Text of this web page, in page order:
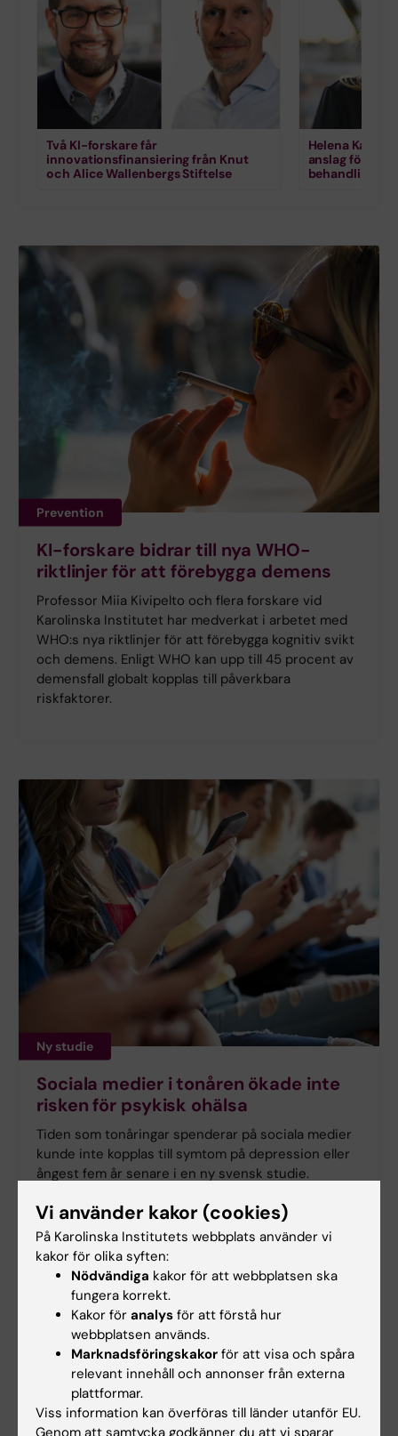
Två KI-forskare får
innovationsfinansiering från Knut
och Alice Wallenbergs Stiftelse
Helena
anslag för
behandling
Prevention
KI-forskare bidrar till nya WHO-
riktlinjer för att förebygga demens
Professor Miia Kivipelto och flera forskare vid
Karolinska Institutet har medverkat i arbetet med
WHO:s nya riktlinjer för att förebygga kognitiv svikt
och demens. Enligt WHO kan upp till 45 procent av
demensfall globalt kopplas till påverkbara
riskfaktorer.
Ny studie
Sociala medier i tonåren ökade inte
risken för psykisk ohälsa
Tiden som tonåringar spenderar på sociala medier
kunde inte kopplas till symtom på depression eller
ångest fem år senare i en ny svensk studie.
publicerats iJournal of Adolescent Health
Vi använder kakor (cookies)
På Karolinska Institutets webbplats använder vi
kakor för olika syften:
Nödvändiga kakor för att webbplatsen ska
fungera korrekt.
Kakor för analys för att förstå hur
webbplatsen används.
Marknadsföringskakor för att visa och spåra
relevant innehåll och annonser från externa
plattformar.
Viss information kan överföras till länder utanför EU.
Genom att samtycka godkänner du att vi sparar